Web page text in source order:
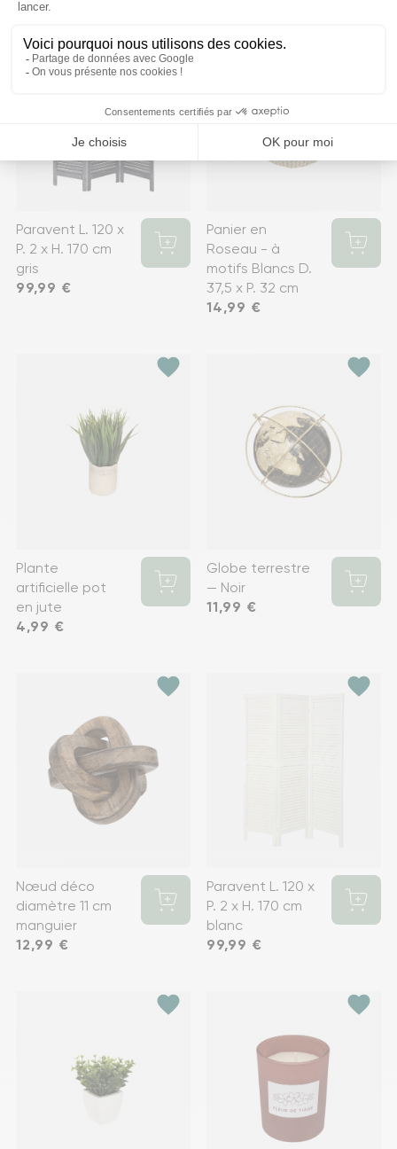
Paravent L. 120 x
P. 2 x H. 170 cm
gris
Prix
99,99 €
Panier en
Roseau - à
motifs Blancs D.
37,5 x P. 32 cm
Prix
14,99 €
favorite
Plante
artificielle pot
en jute
Prix
4,99 €
favorite
Globe terrestre
— Noir
Prix
11,99 €
favorite
Nœud déco
diamètre 11 cm
manguier
Prix
12,99 €
favorite
Paravent L. 120 x
P. 2 x H. 170 cm
blanc
Prix
99,99 €
favorite favorite